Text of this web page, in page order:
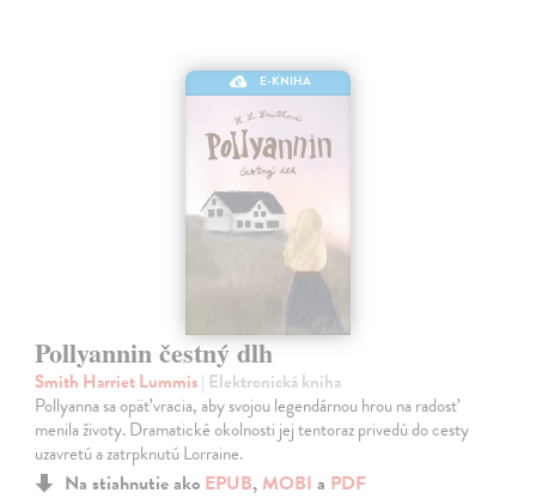
E-KNIHA
Pollyannin čestný dlh
Smith Harriet Lummis| Elektronická kniha
Pollyanna sa opäť vracia, aby svojou legendárnou hrou na radosť
menila životy. Dramatické okolnosti jej tentoraz privedú do cesty
uzavretú a zatrpknutú Lorraine.
Na stiahnutie ako EPUB, MOBI a PDF